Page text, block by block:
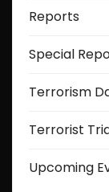
Reports
Special
Terrorism
Terrorist
Upcoming